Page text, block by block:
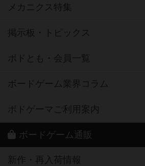
メカニクス特集
掲示板・トピックス
ボドとも・会員一覧
ボードゲーム業界コラム
ボドゲーマご利用案内
ボードゲーム通販
新作・再入荷情報